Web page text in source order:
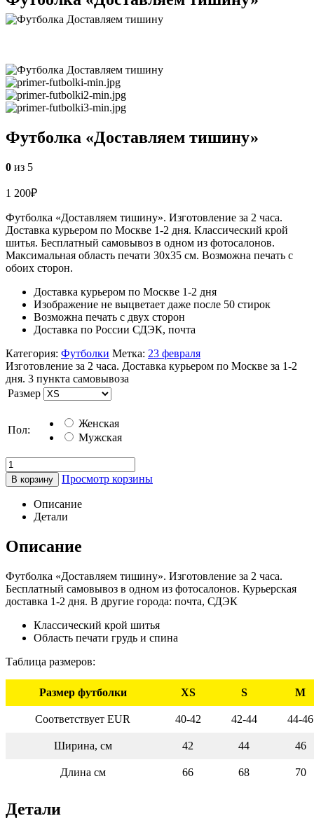
Футболка «Доставляем тишину»
0 из 5
1 200₽
Футболка «Доставляем тишину». Изготовление за 2 часа.
Доставка курьером по Москве 1-2 дня. Классический крой
шитья. Бесплатный самовывоз в одном из фотосалонов.
Максимальная область печати 30х35 см. Возможна печать с
обоих сторон.
Доставка курьером по Москве 1-2 дня
Изображение не выцветает даже после 50 стирок
Возможна печать с двух сторон
Доставка по России СДЭК, почта
Категория: Футболки Метка: 23 февраля
Изготовление за 2 часа. Доставка курьером по Москве за 1-2
дня. 3 пункта самовывоза
Размер
Пол:
Женская
Мужская
В корзину Просмотр корзины
Описание
Детали
Описание
Футболка «Доставляем тишину». Изготовление за 2 часа.
Бесплатный самовывоз в одном из фотосалонов. Курьерская
доставка 1-2 дня. В другие города: почта, СДЭК
Классический крой шитья
Область печати грудь и спина
Таблица размеров:
Размер футболки XS S M
Соответствует EUR 40-42 42-44 44-46
Ширина, см 42 44 46
Длина см 66 68 70
Детали